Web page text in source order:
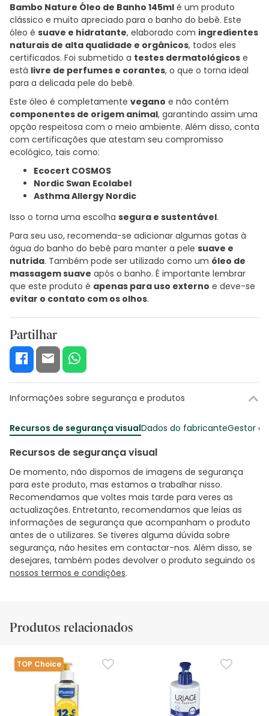
Bambo Nature Óleo de Banho 145ml é um produto
clássico e muito apreciado para o banho do bebê. Este
óleo é suave e hidratante, elaborado com ingredientes
naturais de alta qualidade e orgânicos, todos eles
certificados. Foi submetido a testes dermatológicos e
está livre de perfumes e corantes, o que o torna ideal
para a delicada pele do bebê.
Este óleo é completamente vegano e não contém
componentes de origem animal, garantindo assim uma
opção respeitosa com o meio ambiente. Além disso, conta
com certificações que atestam seu compromisso
ecológico, tais como:
Ecocert COSMOS
Nordic Swan Ecolabel
Asthma Allergy Nordic
Isso o torna uma escolha segura e sustentável.
Para seu uso, recomenda-se adicionar algumas gotas à
água do banho do bebê para manter a pele suave e
nutrida. Também pode ser utilizado como um óleo de
massagem suave após o banho. É importante lembrar
que este produto é apenas para uso externo e deve-se
evitar o contato com os olhos.
Partilhar
Informações sobre segurança e produtos
Recursos de segurança visualDados do fabricanteGestor
Recursos de segurança visual
De momento, não dispomos de imagens de segurança
para este produto, mas estamos a trabalhar nisso.
Recomendamos que voltes mais tarde para veres as
actualizações. Entretanto, recomendamos que leias as
informações de segurança que acompanham o produto
antes de o utilizares. Se tiveres alguma dúvida sobre
segurança, não hesites em contactar-nos. Além disso, se
desejares, também podes devolver o produto seguindo os
nossos termos e condições.
Produtos relacionados
TOP Choice